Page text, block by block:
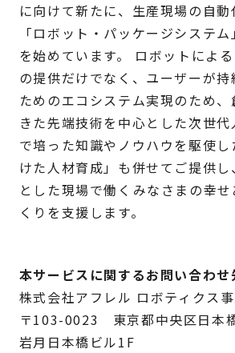
に向けて新たに、生産現場の自動
「ロボット・パッケージシステ
を始めています。 ロボットによ
の提供だけでなく、ユーザーが持
ためのエコシステム実現のため、
きた先端技術を中心とした次世
で培った知識やノウハウを駆使し
けた人材育成」も併せてご提供
とした現場で働くみなさまの幸
くりを支援します。
本サービスに関するお問い合わせ
株式会社アフレル ロボティクス
〒103-0023 東京都中央区日本
岩月日本橋ビル1F